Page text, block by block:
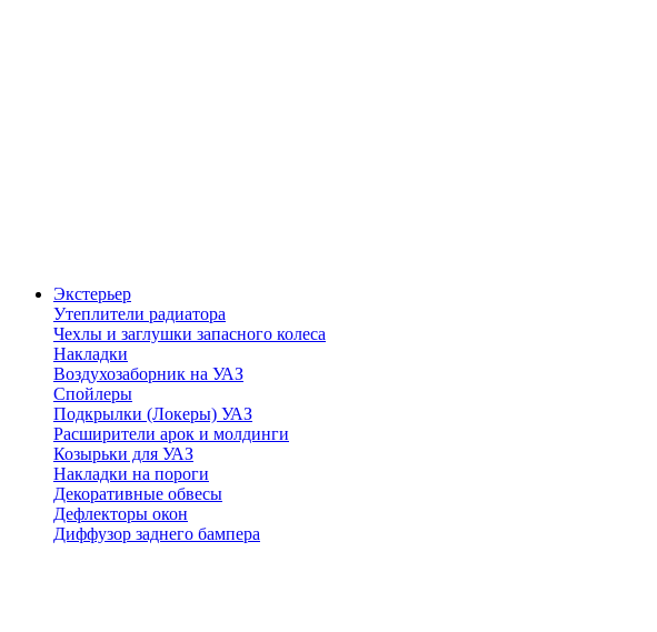
Экстерьер
Утеплители радиатора
Чехлы и заглушки запасного колеса
Накладки
Воздухозаборник на УАЗ
Спойлеры
Подкрылки (Локеры) УАЗ
Расширители арок и молдинги
Козырьки для УАЗ
Накладки на пороги
Декоративные обвесы
Дефлекторы окон
Диффузор заднего бампера